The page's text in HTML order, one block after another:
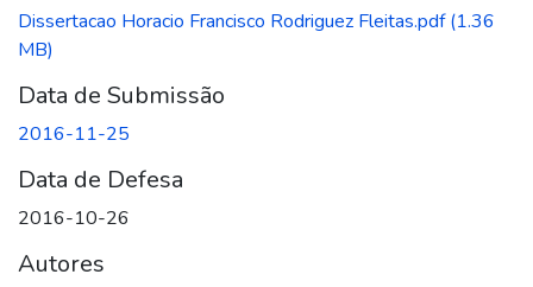
Dissertacao Horacio Francisco Rodriguez Fleitas.pdf(1.36
MB)
Data de Submissão
2016-11-25
Data de Defesa
2016-10-26
Autores